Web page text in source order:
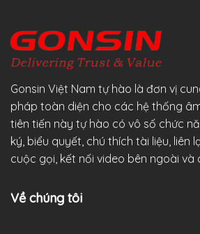
Gonsin Việt Nam tự hào là đơn vị
pháp toàn diện cho các hệ thống
tiên tiến này tự hào có vô số chức
ký, biểu quyết, chú thích tài liệu, liên
cuộc gọi, kết nối video bên ngoài và
Về chúng tôi